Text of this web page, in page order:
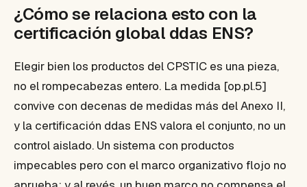
¿Cómo se relaciona esto con la
certificación global ddas ENS?
Elegir bien los productos del CPSTIC es una pieza,
no el rompecabezas entero. La medida [op.pl.5]
convive con decenas de medidas más del Anexo II,
y la certificación ddas ENS valora el conjunto, no un
control aislado. Un sistema con productos
impecables pero con el marco organizativo flojo no